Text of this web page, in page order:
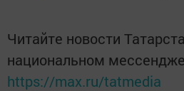
Читайте новости
национальном
https://max.ru/tatmedia